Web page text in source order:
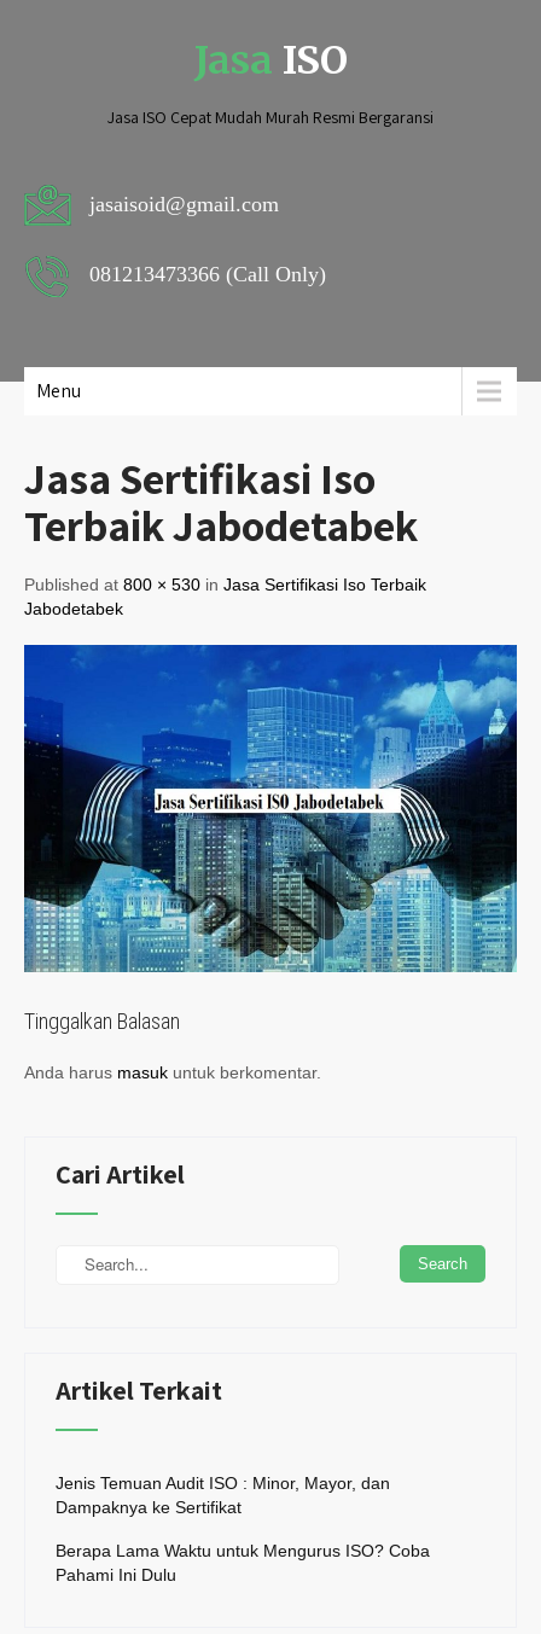
Jasa ISO
Jasa ISO Cepat Mudah Murah Resmi Bergaransi
jasaisoid@gmail.com
081213473366 (Call Only)
Menu
Jasa Sertifikasi Iso
Terbaik Jabodetabek
Published at 800 × 530 in Jasa Sertifikasi Iso Terbaik
Jabodetabek
Tinggalkan Balasan
Anda harus masuk untuk berkomentar.
Cari Artikel
Artikel Terkait
Jenis Temuan Audit ISO : Minor, Mayor, dan
Dampaknya ke Sertifikat
Berapa Lama Waktu untuk Mengurus ISO? Coba
Pahami Ini Dulu